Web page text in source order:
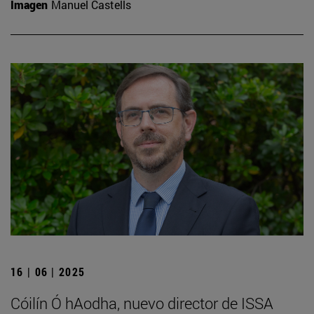
Imagen Manuel Castells
16 | 06 | 2025
Cóilín Ó hAodha, nuevo director de ISSA